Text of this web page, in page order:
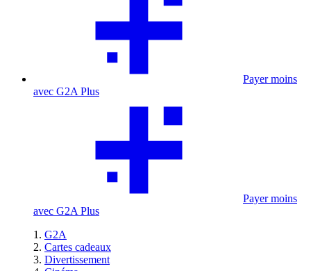
Payer moins
avec G2A Plus
Payer moins
avec G2A Plus
G2A
Cartes cadeaux
Divertissement